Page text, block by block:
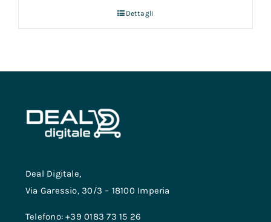
Dettagli
Deal Digitale,
Via Garessio, 30/3 – 18100 Imperia
Telefono: +39 0183 73 15 26